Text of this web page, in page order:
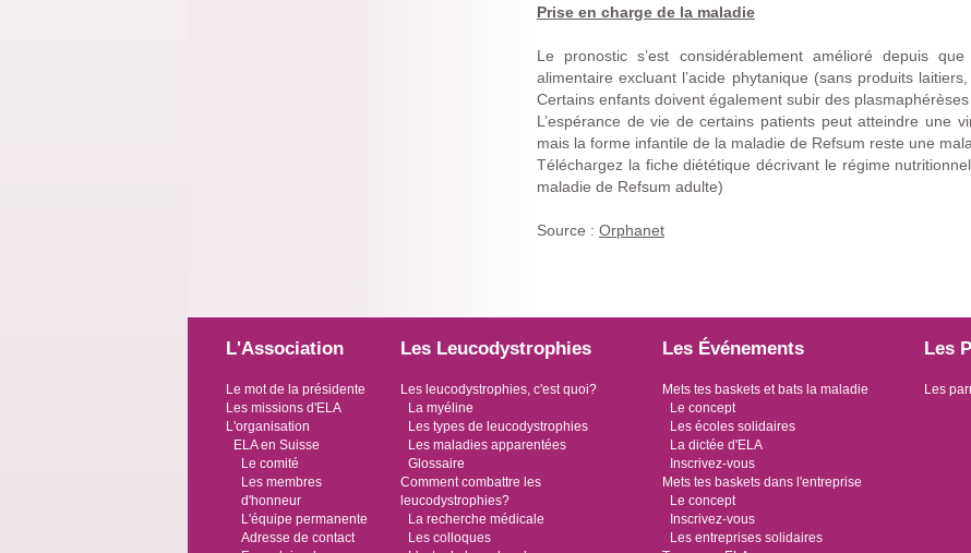
Prise en charge de la maladie
Le pronostic s’est considérablement amélioré depuis
alimentaire excluant l’acide phytanique (sans produits
Certains enfants doivent également subir des plasmaphérèses
L’espérance de vie de certains patients peut atteindre une
mais la forme infantile de la maladie de Refsum reste une
Téléchargez la fiche diététique décrivant le régime
maladie de Refsum adulte)
Source : Orphanet
L'Association
Le mot de la présidente
Les missions d'ELA
L'organisation
ELA en Suisse
Le comité
Les membres
d'honneur
L'équipe permanente
Adresse de contact
Les Leucodystrophies
Les leucodystrophies, c'est quoi?
La myéline
Les types de leucodystrophies
Les maladies apparentées
Glossaire
Comment combattre les
leucodystrophies?
La recherche médicale
Les colloques
Les Événements
Mets tes baskets et bats la maladie
Le concept
Les écoles solidaires
La dictée d'ELA
Inscrivez-vous
Mets tes baskets dans l'entreprise
Le concept
Inscrivez-vous
Les entreprises solidaires
Les
Les